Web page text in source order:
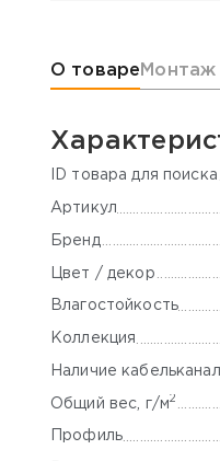
О товаре Монтаж
ID товара для поиска
Артикул
Бренд
Цвет / декор
Влагостойкость
Коллекция
Наличие
Общий вес, г/м2
Профиль